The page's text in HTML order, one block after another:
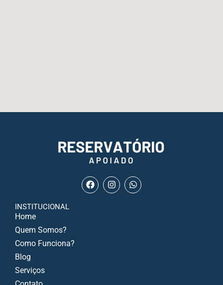
INSTITUCIONAL
Home
Quem Somos?
Como Funciona?
Blog
Serviços